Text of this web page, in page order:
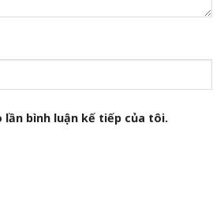
bình luận kế tiếp của tôi.